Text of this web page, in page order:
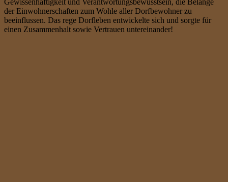
der Einwohnerschaften zum Wohle aller Dorfbewohner zu
beeinflussen. Das rege Dorfleben entwickelte sich und sorgte für
einen Zusammenhalt sowie Vertrauen untereinander!